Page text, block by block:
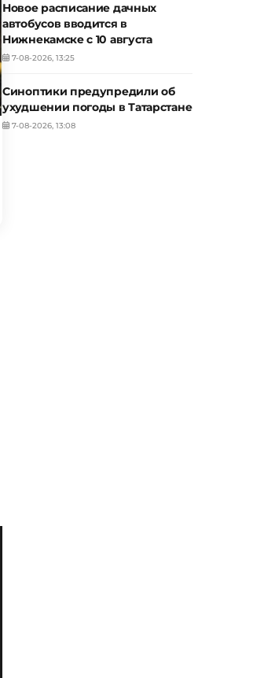
Новое расписание дачных
автобусов вводится в
Нижнекамске с 10 августа
7-08-2026, 13:25
Синоптики предупредили об
ухудшении погоды в Татарстане
7-08-2026, 13:08